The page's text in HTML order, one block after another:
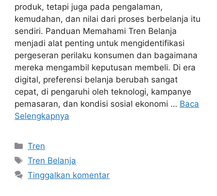
produk, tetapi juga pada pengalaman,
kemudahan, dan nilai dari proses berbelanja itu
sendiri. Panduan Memahami Tren Belanja
menjadi alat penting untuk mengidentifikasi
pergeseran perilaku konsumen dan bagaimana
mereka mengambil keputusan membeli. Di era
digital, preferensi belanja berubah sangat
cepat, di pengaruhi oleh teknologi, kampanye
pemasaran, dan kondisi sosial ekonomi … Baca
Selengkapnya
Kategori
Tren
Tag
Tren Belanja
Tinggalkan komentar